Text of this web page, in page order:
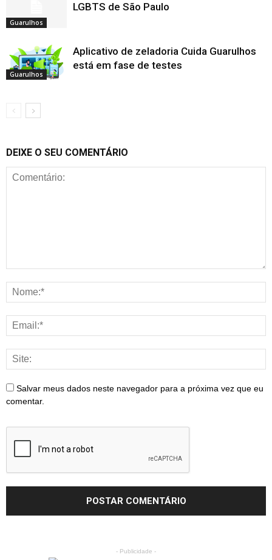
Guarulhos
LGBTS de São Paulo
Guarulhos
Aplicativo de zeladoria Cuida Guarulhos
está em fase de testes
DEIXE O SEU COMENTÁRIO
Salvar meus dados neste navegador para a próxima vez que eu
comentar.
- Publicidade -